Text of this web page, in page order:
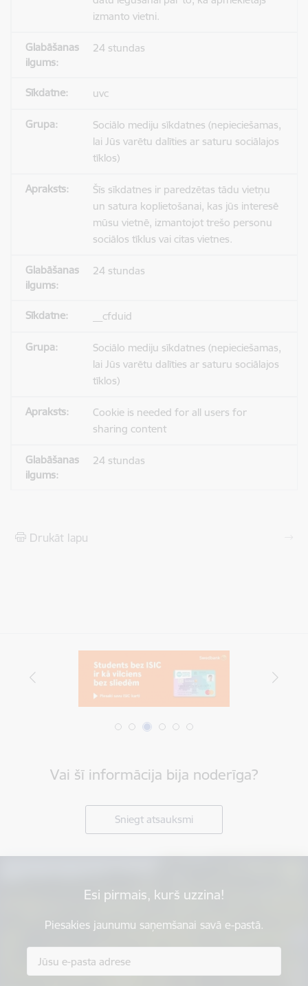
izmanto vietni.
24 stundas
uvc
Sociālo mediju sīkdatnes (nepieciešamas,
lai Jūs varētu dalīties ar saturu sociālajos
tīklos)
Šīs sīkdatnes ir paredzētas tādu vietņu
un satura koplietošanai, kas jūs interesē
mūsu vietnē, izmantojot trešo personu
sociālos tīklus vai citas vietnes.
24 stundas
__cfduid
Sociālo mediju sīkdatnes (nepieciešamas,
lai Jūs varētu dalīties ar saturu sociālajos
tīklos)
Cookie is needed for all users for
sharing content
24 stundas
Drukāt lapu
Vai šī informācija bija noderīga?
Sniegt atsauksmi
Esi pirmais, kurš uzzina!
Piesakies jaunumu saņemšanai savā e-pastā.